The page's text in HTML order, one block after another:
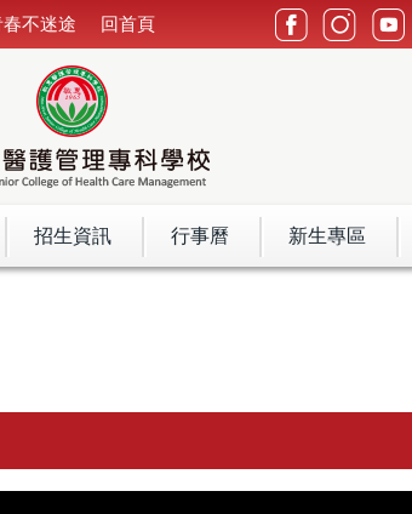
不迷途 回首頁
招生資訊 行事曆 新生專區